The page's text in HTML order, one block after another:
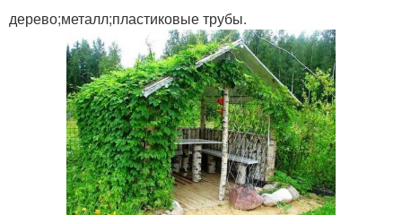
дерево;металл;пластиковые трубы.